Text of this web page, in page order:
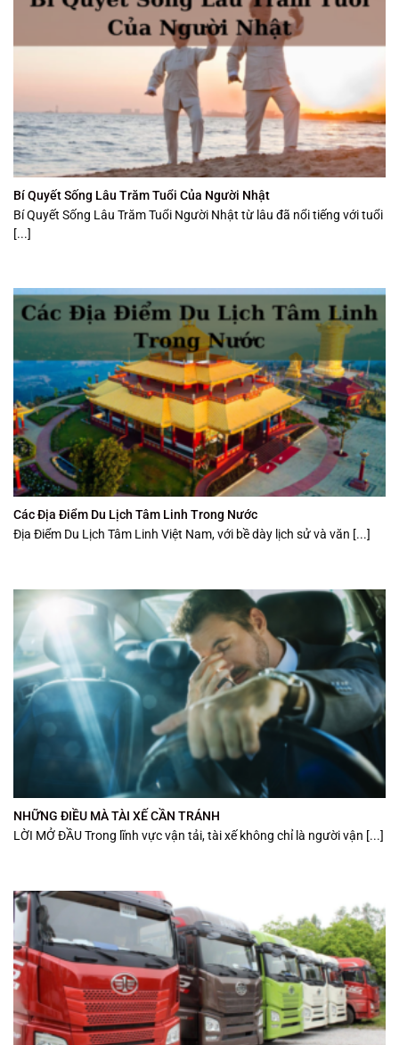
Bí Quyết Sống Lâu Trăm Tuổi Của Người Nhật
Bí Quyết Sống Lâu Trăm Tuổi Người Nhật từ lâu đã nổi tiếng với tuổi
[...]
Các Địa Điểm Du Lịch Tâm Linh Trong Nước
Địa Điểm Du Lịch Tâm Linh Việt Nam, với bề dày lịch sử và văn [...]
NHỮNG ĐIỀU MÀ TÀI XẾ CẦN TRÁNH
LỜI MỞ ĐẦU Trong lĩnh vực vận tải, tài xế không chỉ là người vận [...]